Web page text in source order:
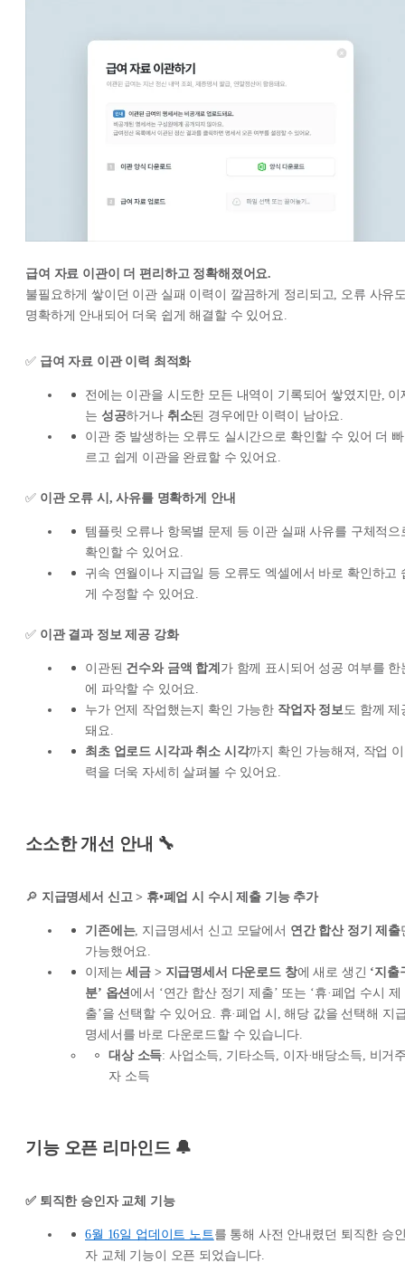
급여 자료 이관이 더 편리하고 정확해졌어요.
불필요하게 쌓이던 이관 실패 이력이 깔끔하게 정리되고, 오류 사유
명확하게 안내되어 더욱 쉽게 해결할 수 있어요.
✅ 급여 자료 이관 이력 최적화
전에는 이관을 시도한 모든 내역이 기록되어 쌓였지만, 이
는 성공하거나 취소된 경우에만 이력이 남아요.
이관 중 발생하는 오류도 실시간으로 확인할 수 있어 더 빠
르고 쉽게 이관을 완료할 수 있어요.
✅ 이관 오류 시, 사유를 명확하게 안내
템플릿 오류나 항목별 문제 등 이관 실패 사유를 구체적으
확인할 수 있어요.
귀속 연월이나 지급일 등 오류도 엑셀에서 바로 확인하고
게 수정할 수 있어요.
✅ 이관 결과 정보 제공 강화
이관된 건수와 금액 합계 가 함께 표시되어 성공 여부를 한
에 파악할 수 있어요.
누가 언제 작업했는지 확인 가능한 작업자 정보도 함께 제
돼요.
최초 업로드 시각과 취소 시각까지 확인 가능해져, 작업 이
력을 더욱 자세히 살펴볼 수 있어요.
소소한 개선 안내 🔧
🔎 지급명세서 신고 > 휴•폐업 시 수시 제출 기능 추가
기존에는, 지급명세서 신고 모달에서 연간 합산 정기 제출
가능했어요.
이제는세금 > 지급명세서 다운로드 창에 새로 생긴 ‘지출
분’ 옵션에서 ‘연간 합산 정기 제출’ 또는 ‘휴·폐업 수시 제
출’을 선택할 수 있어요. 휴·폐업 시, 해당 값을 선택해 지
명세서를 바로 다운로드할 수 있습니다.
대상 소득: 사업소득, 기타소득, 이자·배당소득, 비거
자 소득
기능 오픈 리마인드 🔔
✅ 퇴직한 승인자 교체 기능
6월 16일 업데이트 노트를 통해 사전 안내렸던 퇴직한 승
자 교체 기능이 오픈 되었습니다.